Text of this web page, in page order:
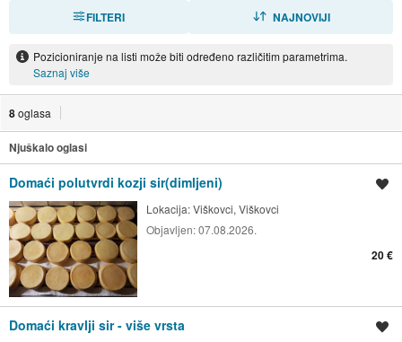
FILTERI NAJNOVIJI
Pozicioniranje na listi može biti određeno različitim parametrima.
Saznaj više
8oglasa
Njuškalo oglasi
Domaći polutvrdi kozji sir(dimljeni)
Lokacija:Viškovci, Viškovci
Objavljen:07.08.2026.
20 €
Domaći kravlji sir - više vrsta